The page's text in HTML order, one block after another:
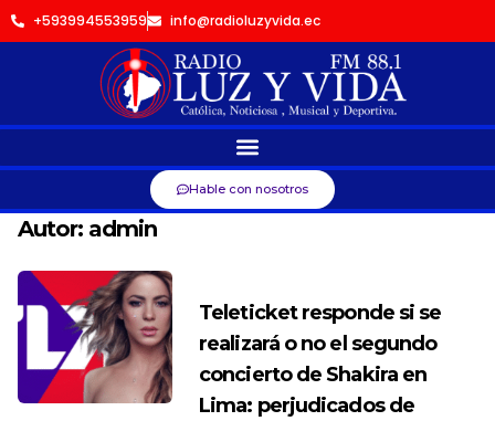
+593994553959 info@radioluzyvida.ec
Hable con nosotros
Autor: admin
Teleticket responde si se
realizará o no el segundo
concierto de Shakira en
Lima: perjudicados de